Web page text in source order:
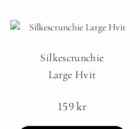
Silkescrunchie
Large Hvit
159kr